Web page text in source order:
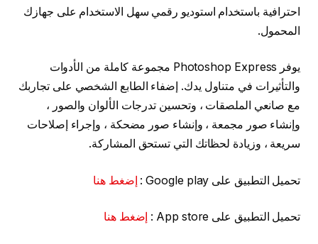
احترافية باستخدام استوديو رقمي سهل الاستخدام على جهازك
المحمول.
يوفر Photoshop Express مجموعة كاملة من الأدوات
والتأثيرات في متناول يدك. إضفاء الطابع الشخصي على تجاربك
مع صانعي الملصقات ، وتحسين تدرجات الألوان والصور ،
وإنشاء صور مجمعة ، وإنشاء صور مضحكة ، وإجراء إصلاحات
سريعة ، وزيادة لحظاتك التي تستحق المشاركة.
تحميل التطبيق على Google play : إضغط هنا
تحميل التطبيق على App store : إضغط هنا